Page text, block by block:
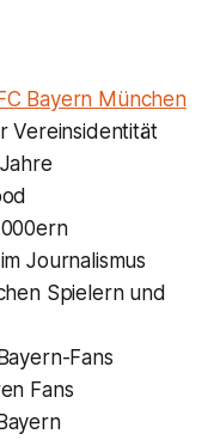
FC Bayern München
Vereinsidentität
Journalismus
Spielern und
Fans
Fans